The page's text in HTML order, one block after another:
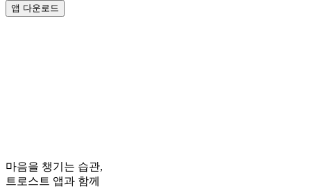
앱 다운로드
마음을 챙기는 습관,
트로스트 앱과 함께